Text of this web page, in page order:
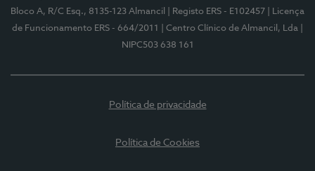
Bloco A, R/C Esq., 8135-123 Almancil
| Registo ERS - E102457
| Licença
de Funcionamento ERS - 664/2011
| Centro Clínico de Almancil, Lda
NIPC503 638 161
Política de privacidade
Política de Cookies